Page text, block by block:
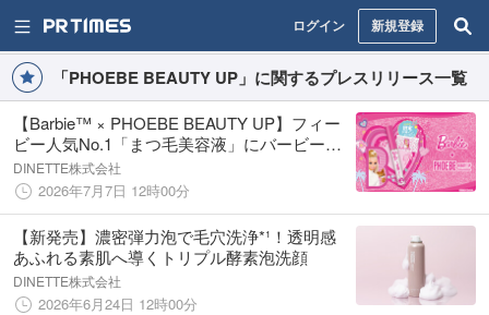
ログイン 新規登録
「PHOEBE BEAUTY UP」に関するプレスリリース一覧
【Barbie™ × PHOEBE BEAUTY UP】フィー
ビー人気No.1「まつ毛美容液」にバービーが
描かれたコラボレーション限定デザインが登
場！
DINETTE株式会社
2026年7月7日 12時00分
【新発売】濃密弾力泡で毛穴洗浄*¹！透明感
あふれる素肌へ導くトリプル酵素泡洗顔
DINETTE株式会社
2026年6月24日 12時00分